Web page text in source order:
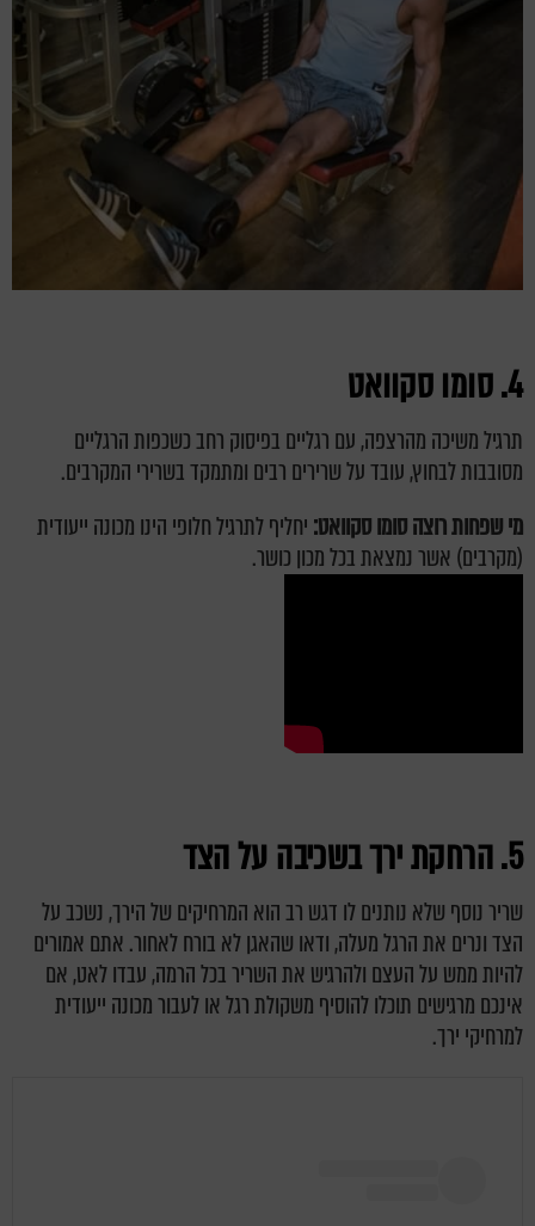
4. סומו סקוואט
תרגיל משיכה מהרצפה, עם רגליים בפיסוק רחב כשכפות הרגליים
מסובבות לבחוץ, עובד על שרירים רבים ומתמקד בשרירי המקרבים.
מי שפחות רוצה סומו סקוואט: יחליף לתרגיל חלופי הינו מכונה ייעודית
(מקרבים) אשר נמצאת בכל מכון כושר.
5. הרחקת ירך בשכיבה על הצד
שריר נוסף שלא נותנים לו דגש רב הוא המרחיקים של הירך, נשכב על
הצד ונרים את הרגל מעלה, ודאו שהאגן לא בורח לאחור. אתם אמורים
להיות ממש על העצם ולהרגיש את השריר בכל הרמה, עבדו לאט, אם
אינכם מרגישים תוכלו להוסיף משקולת רגל או לעבור מכונה ייעודית
למרחיקי ירך.